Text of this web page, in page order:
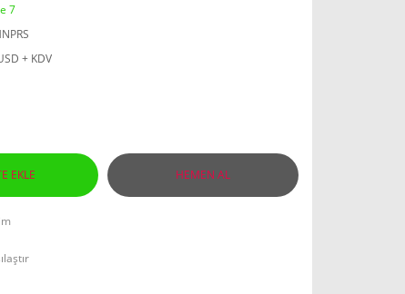
7
+ KDV
EKLE HEMEN AL